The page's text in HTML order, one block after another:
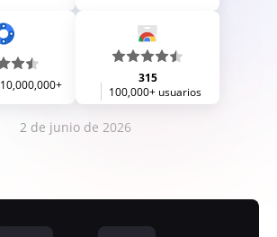
10,000,000+
315
100,000+ usuarios
2 de junio de 2026